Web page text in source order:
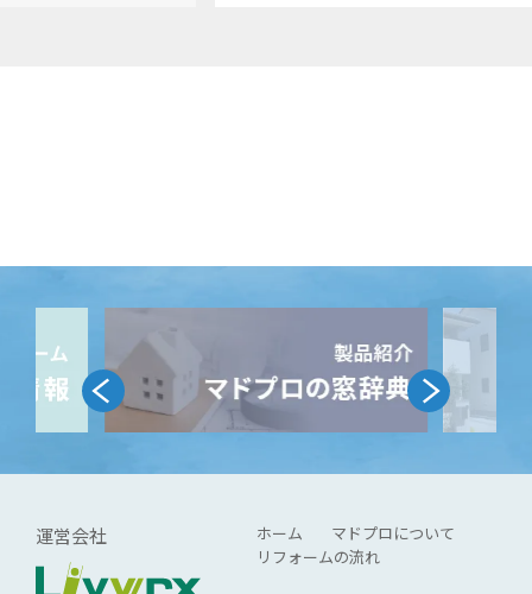
運営会社 ホーム
マドプロについて
リフォームの流れ